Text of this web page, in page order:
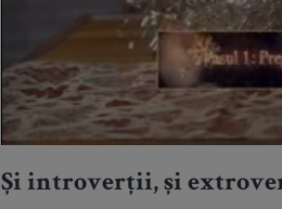
Și introverții, și